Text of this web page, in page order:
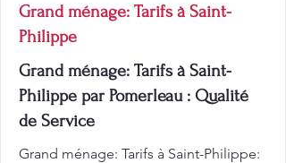
Grand ménage: Tarifs à Saint-
Philippe
Grand ménage: Tarifs à Saint-
Philippe par Pomerleau : Qualité
de Service
Grand ménage: Tarifs à Saint-Philippe: